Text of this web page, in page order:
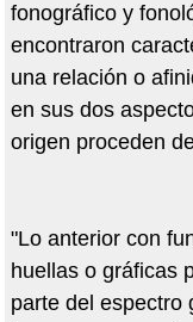
fonográfico y
encontraron
una relación o
en sus dos
origen proceden
"Lo anterior con
huellas o gráficas
parte del espectro